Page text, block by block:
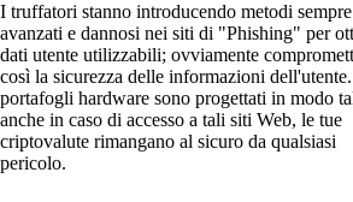
I truffatori stanno introducendo metodi
avanzati e dannosi nei siti di "Phishing" per
dati utente utilizzabili; ovviamente
così la sicurezza delle informazioni
portafogli hardware sono progettati in modo
anche in caso di accesso a tali siti Web, le tue
criptovalute rimangano al sicuro da qualsiasi
pericolo.